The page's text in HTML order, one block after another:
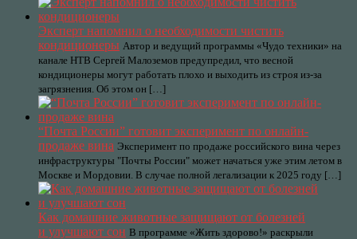
Эксперт напомнил о необходимости чистить
кондиционеры Автор и ведущий программы «Чудо техники» на
канале НТВ Сергей Малоземов предупредил, что весной
кондиционеры могут работать плохо и выходить из строя из-за
загрязнения. Об этом он […]
“Почта России” готовит эксперимент по онлайн-
продаже вина Эксперимент по продаже российского вина через
инфраструктуры "Почты России" может начаться уже этим летом в
Москве и Мордовии. В случае полной легализации к 2025 году […]
Как домашние животные защищают от болезней
и улучшают сон В программе «Жить здорово!» раскрыли